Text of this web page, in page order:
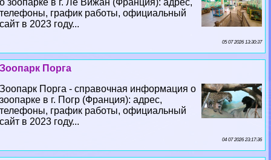
о зоопарке в г. Ле Вижан (Франция): адрес,
телефоны, график работы, официальный
сайт в 2023 году...
05 07 2026 13:30:37
Зоопарк Порга
Зоопарк Порга - справочная информация о
зоопарке в г. Погр (Франция): адрес,
телефоны, график работы, официальный
сайт в 2023 году...
04 07 2026 23:17:36